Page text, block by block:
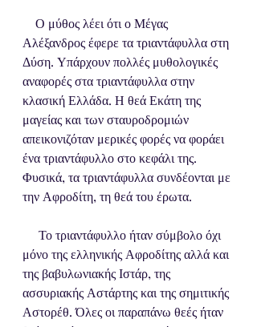
Αλέξανδρος έφερε τα τριαντάφυλλα στη
Δύση. Υπάρχουν πολλές μυθολογικές
αναφορές στα τριαντάφυλλα στην
κλασική Ελλάδα. Η θεά Εκάτη της
μαγείας και των σταυροδρομιών
απεικονιζόταν μερικές φορές να φοράει
ένα τριαντάφυλλο στο κεφάλι της.
Φυσικά, τα τριαντάφυλλα συνδέονται με
την Αφροδίτη, τη θεά του έρωτα.
μόνο της ελληνικής Αφροδίτης αλλά και
της βαβυλωνιακής Ιστάρ, της
ασσυριακής Αστάρτης και της σημιτικής
Αστορέθ. Όλες οι παραπάνω θεές ήταν